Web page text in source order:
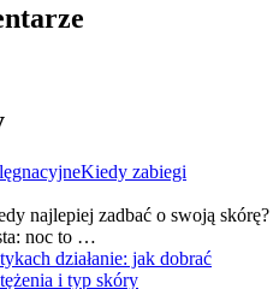
Kiedy zabiegi
najlepiej zadbać o swoją skórę?
noc to …